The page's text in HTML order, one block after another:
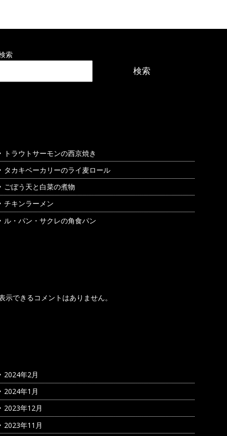
索
検索
トラウトサーモンの西京焼き
タカキベーカリーのライ麦ロール
ごぼう天と白菜の煮物
チキンラーメン
ル・パン・サクレの角食パン
示できるコメントはありません。
2024年2月
2024年1月
2023年12月
2023年11月